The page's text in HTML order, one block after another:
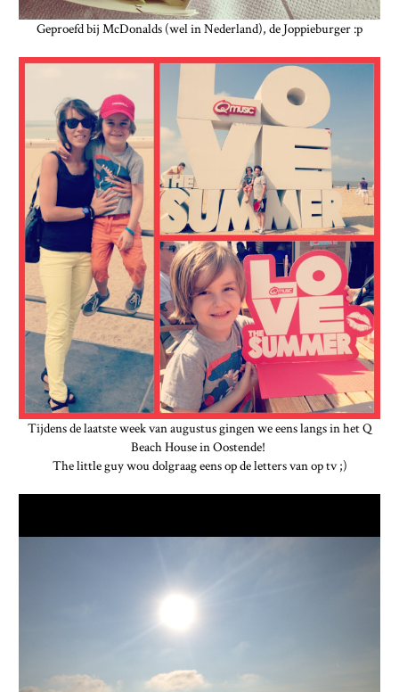
Geproefd bij McDonalds (wel in Nederland), de Joppieburger :p
Tijdens de laatste week van augustus gingen we eens langs in het Q
Beach House in Oostende!
The little guy wou dolgraag eens op de letters van op tv ;)